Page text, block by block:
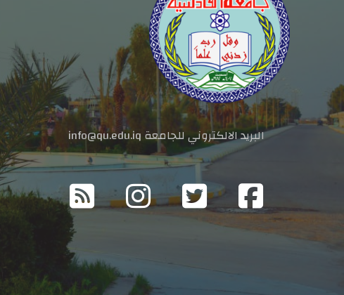
البريد الالكتروني للجامعة info@qu.edu.iq